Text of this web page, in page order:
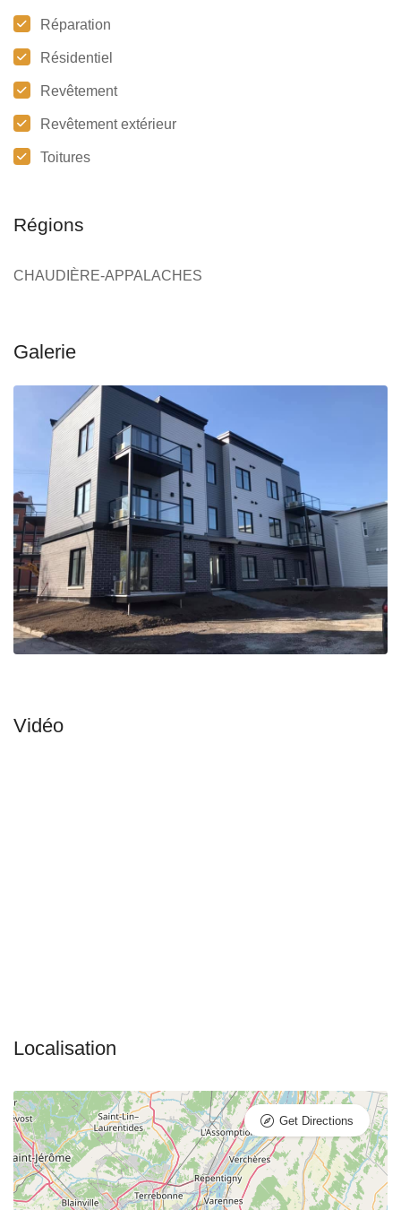
Réparation
Résidentiel
Revêtement
Revêtement extérieur
Toitures
Régions
CHAUDIÈRE-APPALACHES
Get Directions